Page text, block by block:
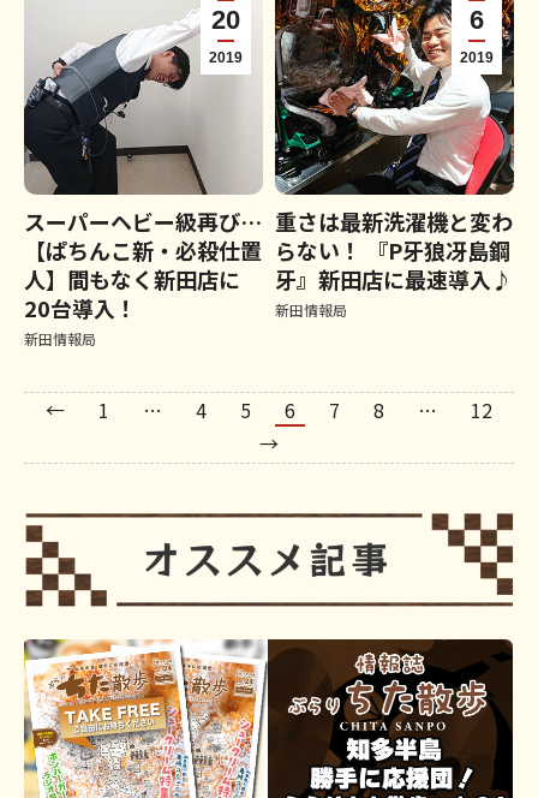
20
2019
スーパーヘビー級再び…
【ぱちんこ新・必殺仕置
人】間もなく新田店に
20台導入！
新田情報局
6
2019
重さは最新洗濯機と変わ
らない！ 『P牙狼冴島鋼
牙』新田店に最速導入♪
新田情報局
← 1 … 4 5 6 7 8 …
12
→